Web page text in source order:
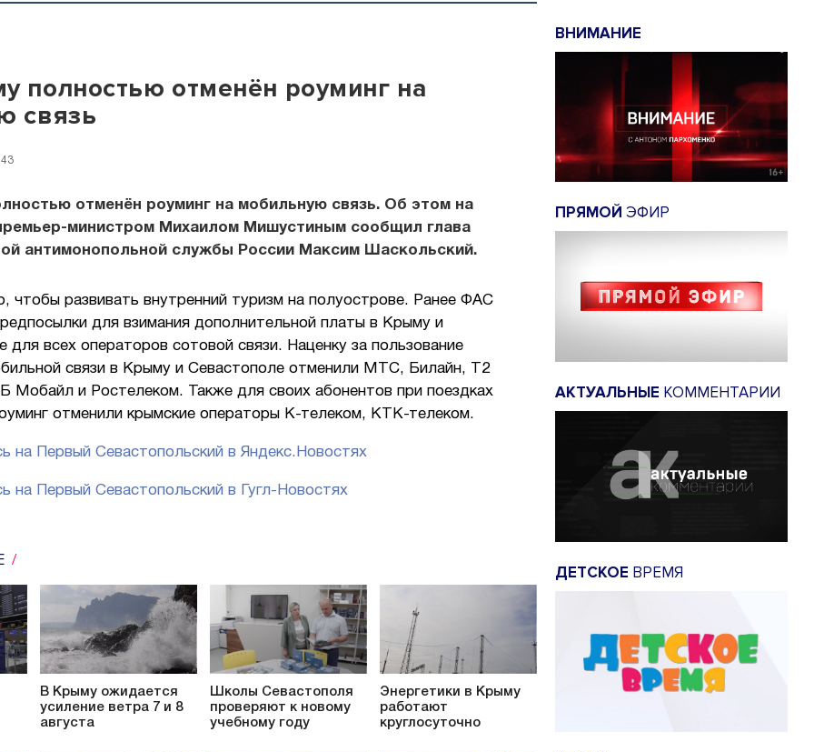
полностью отменён роуминг на
связь
отменён роуминг на мобильную связь. Об этом на
министром Михаилом Мишустиным сообщил глава
антимонопольной службы России Максим Шаскольский.
чтобы развивать внутренний туризм на полуострове. Ранее ФАС
для взимания дополнительной платы в Крыму и
для всех операторов сотовой связи. Наценку за пользование
связи в Крыму и Севастополе отменили МТС, Билайн, Т2
Мобайл и Ростелеком. Также для своих абонентов при поездках
отменили крымские операторы К-телеком, КТК-телеком.
на Первый Севастопольский в Яндекс.Новостях
на Первый Севастопольский в Гугл-Новостях
В Крыму ожидается
усиление ветра 7 и 8
августа
Школы Севастополя
проверяют к новому
учебному году
Энергетики в Крыму
работают
круглосуточно
ВНИМАНИЕ
ПРЯМОЙ ЭФИР
АКТУАЛЬНЫЕ КОММЕНТАРИИ
ДЕТСКОЕ ВРЕМЯ